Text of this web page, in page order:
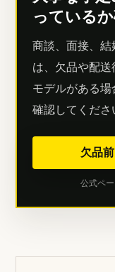
手持ちのスー
材が合うか確
サイズ感が
雨の日、通
返品交換条